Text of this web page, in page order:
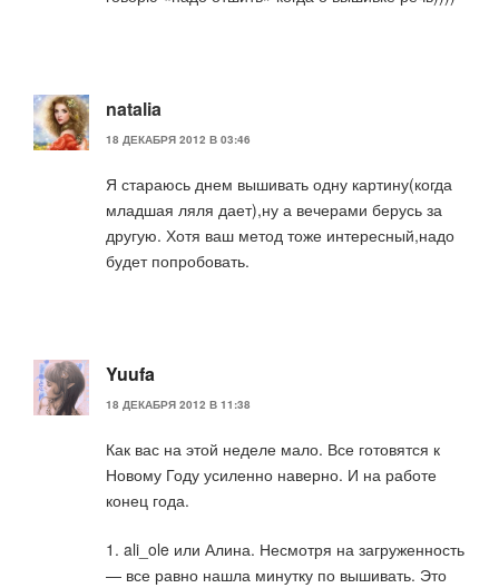
natalia
18 ДЕКАБРЯ 2012 В 03:46
Я стараюсь днем вышивать одну картину(когда
младшая ляля дает),ну а вечерами берусь за
другую. Хотя ваш метод тоже интересный,надо
будет попробовать.
Yuufa
18 ДЕКАБРЯ 2012 В 11:38
Как вас на этой неделе мало. Все готовятся к
Новому Году усиленно наверно. И на работе
конец года.
1. ali_ole или Алина. Несмотря на загруженность
— все равно нашла минутку по вышивать. Это